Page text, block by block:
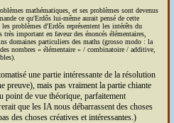
mathématiques, et ses problèmes sont devenus
ce qu'Erdős lui-même aurait pensé de cette
problèmes d'Erdős représentent les intérêts du
important en faveur des énoncés élémentaires,
domaines particuliers des maths (grosso modo : la
nombres « élémentaire » / combinatoire / additive,
une partie intéressante de la résolution
preuve), mais pas vraiment la partie chiante
point de vue théorique, parfaitement
que les IAnous débarrassent des choses
des choses créatives et intéressantes.)